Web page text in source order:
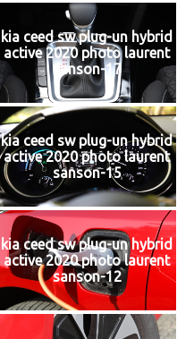
kia ceed sw plug-un hybrid
active 2020 photo laurent
sanson-17
kia ceed sw plug-un hybrid
active 2020 photo laurent
sanson-15
kia ceed sw plug-un hybrid
active 2020 photo laurent
sanson-12